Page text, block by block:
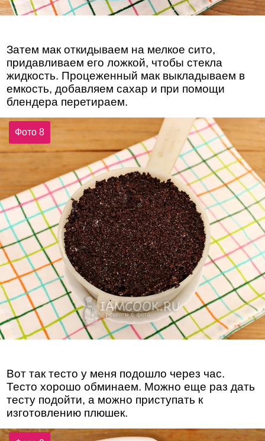
Затем мак откидываем на мелкое сито,
придавливаем его ложкой, чтобы стекла
жидкость. Процеженный мак выкладываем в
емкость, добавляем сахар и при помощи
блендера перетираем.
Фото 8
Вот так тесто у меня подошло через час.
Тесто хорошо обминаем. Можно еще раз дать
тесту подойти, а можно приступать к
изготовлению плюшек.